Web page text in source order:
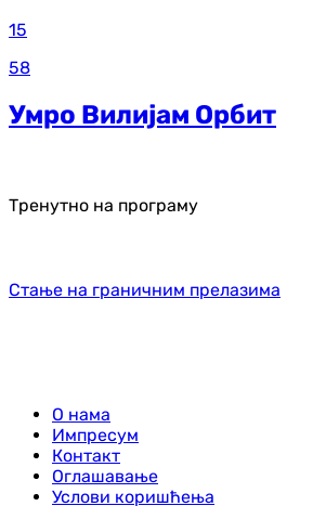
15
58
Умро Вилијам Орбит
Тренутно на програму
Стање на граничним прелазима
О нама
Импресум
Контакт
Оглашавање
Услови коришћења